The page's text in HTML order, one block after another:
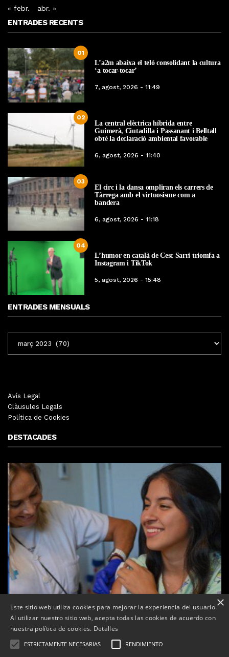
« febr. abr. »
ENTRADES RECENTS
01
L’a2m abaixa el teló consolidant la cultura
‘a tocar-tocar’
7, agost, 2026 - 11:49
02
La central elèctrica híbrida entre
Guimerà, Ciutadilla i Passanant i Belltall
obté la declaració ambiental favorable
6, agost, 2026 - 11:40
03
El circ i la dansa ompliran els carrers de
Tàrrega amb el virtuosisme com a
bandera
6, agost, 2026 - 11:18
04
L’humor en català de Cesc Sarri triomfa a
Instagram i TikTok
5, agost, 2026 - 15:48
ENTRADES MENSUALS
MENSUALS
Avís Legal
Clàusules Legals
Política de Cookies
DESTACADES
×
Este sitio web utiliza cookies para mejorar la experiencia del usuario.
Al utilizar nuestro sitio web, acepta todas las cookies de acuerdo con
nuestra política de cookies. Detalles
ESTRICTAMENTE NECESARIAS RENDIMIENTO